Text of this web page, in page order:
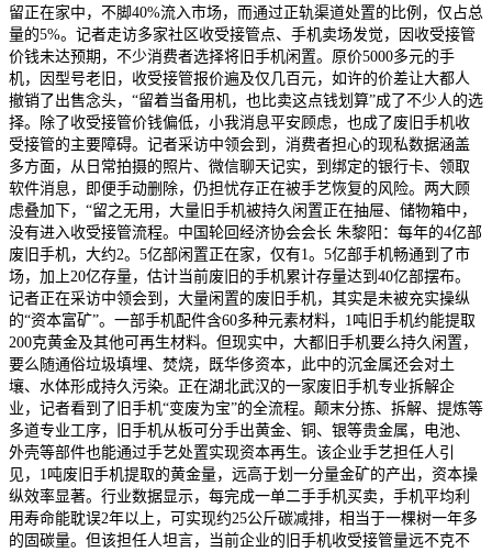
留正在家中，不脚40%流入市场，而通过正轨渠道处置的比例，仅占总
量的5%。记者走访多家社区收受接管点、手机卖场发觉，因收受接管
价钱未达预期，不少消费者选择将旧手机闲置。原价5000多元的手
机，因型号老旧，收受接管报价遍及仅几百元，如许的价差让大都人
撤销了出售念头，“留着当备用机，也比卖这点钱划算”成了不少人的选
择。除了收受接管价钱偏低，小我消息平安顾虑，也成了废旧手机收
受接管的主要障碍。记者采访中领会到，消费者担心的现私数据涵盖
多方面，从日常拍摄的照片、微信聊天记实，到绑定的银行卡、领取
软件消息，即便手动删除，仍担忧存正在被手艺恢复的风险。两大顾
虑叠加下，“留之无用，大量旧手机被持久闲置正在抽屉、储物箱中，
没有进入收受接管流程。中国轮回经济协会会长 朱黎阳：每年的4亿部
废旧手机，大约2。5亿部闲置正在家，仅有1。5亿部手机畅通到了市
场，加上20亿存量，估计当前废旧的手机累计存量达到40亿部摆布。
记者正在采访中领会到，大量闲置的废旧手机，其实是未被充实操纵
的“资本富矿”。一部手机配件含60多种元素材料，1吨旧手机约能提取
200克黄金及其他可再生材料。但现实中，大都旧手机要么持久闲置，
要么随通俗垃圾填埋、焚烧，既华侈资本，此中的沉金属还会对土
壤、水体形成持久污染。正在湖北武汉的一家废旧手机专业拆解企
业，记者看到了旧手机“变废为宝”的全流程。颠末分拣、拆解、提炼等
多道专业工序，旧手机从板可分手出黄金、铜、银等贵金属，电池、
外壳等部件也能通过手艺处置实现资本再生。该企业手艺担任人引
见，1吨废旧手机提取的黄金量，远高于划一分量金矿的产出，资本操
纵效率显著。行业数据显示，每完成一单二手手机买卖，手机平均利
用寿命能耽误2年以上，可实现约25公斤碳减排，相当于一棵树一年多
的固碳量。但该担任人坦言，当前企业的旧手机收受接管量远不克不